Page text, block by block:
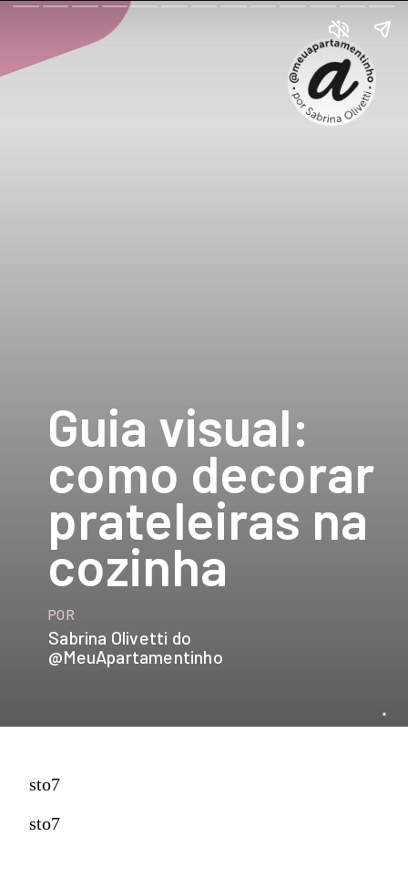
Guia visual:
como decorar
prateleiras na
cozinha
POR
Sabrina Olivetti do
@MeuApartamentinho
sto7
sto7